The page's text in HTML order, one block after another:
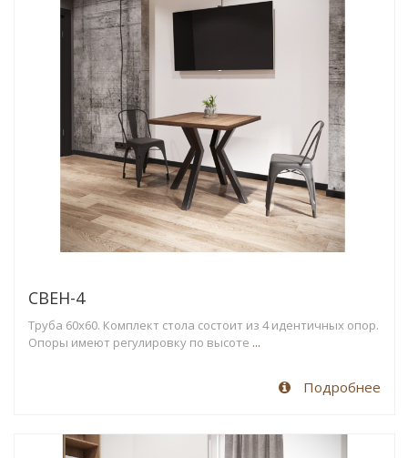
СВЕН-4
Труба 60х60. Комплект стола состоит из 4 идентичных опор.
Опоры имеют регулировку по высоте ...
Подробнее